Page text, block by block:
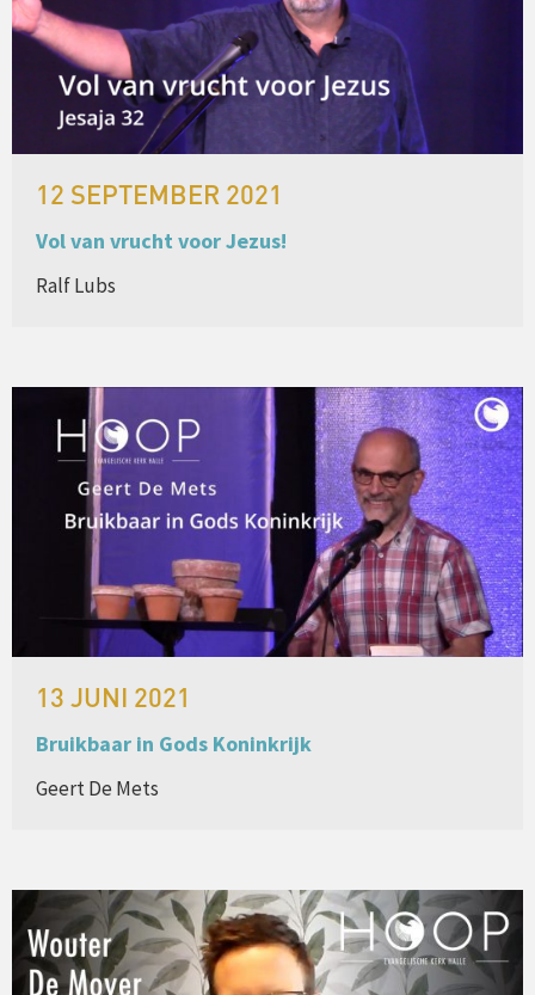
12 SEPTEMBER 2021
Vol van vrucht voor Jezus!
Ralf Lubs
13 JUNI 2021
Bruikbaar in Gods Koninkrijk
Geert De Mets